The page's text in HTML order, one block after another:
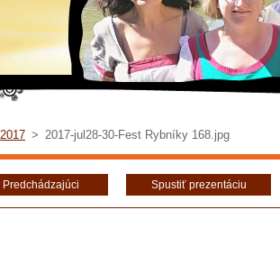
2017 > 2017-jul28-30-Fest Rybníky 168.jpg
Predchádzajúci Spustiť prezentáciu